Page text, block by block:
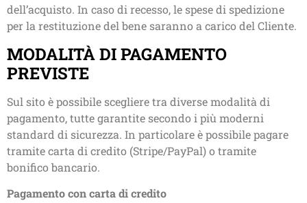
dell’acquisto. In caso di recesso, le spese di spedizione
per la restituzione del bene saranno a carico del Cliente.
MODALITÀ DI PAGAMENTO
PREVISTE
Sul sito è possibile scegliere tra diverse modalità di
pagamento, tutte garantite secondo i più moderni
standard di sicurezza. In particolare è possibile pagare
tramite carta di credito (Stripe/PayPal) o tramite
bonifico bancario.
Pagamento con carta di credito